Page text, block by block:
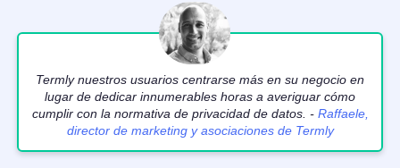
Termly nuestros usuarios centrarse más en su negocio en
lugar de dedicar innumerables horas a averiguar cómo
cumplir con la normativa de privacidad de datos. - Raffaele,
director de marketing y asociaciones de Termly